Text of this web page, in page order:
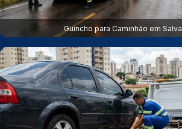
Guincho para Caminhão em